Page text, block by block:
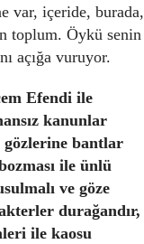
var, içeride, burada,
toplum. Öykü senin
açığa vuruyor.
Efendi ile
kanunlar
gözlerine bantlar
ile ünlü
ve göze
durağandır,
ile kaosu